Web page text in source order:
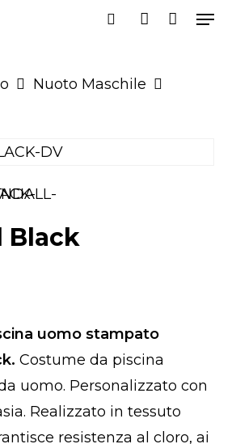
Nuoto Maschile
Black
uomo stampato
Costume da piscina
uomo. Personalizzato con
Realizzato in tessuto
resistenza al cloro, ai